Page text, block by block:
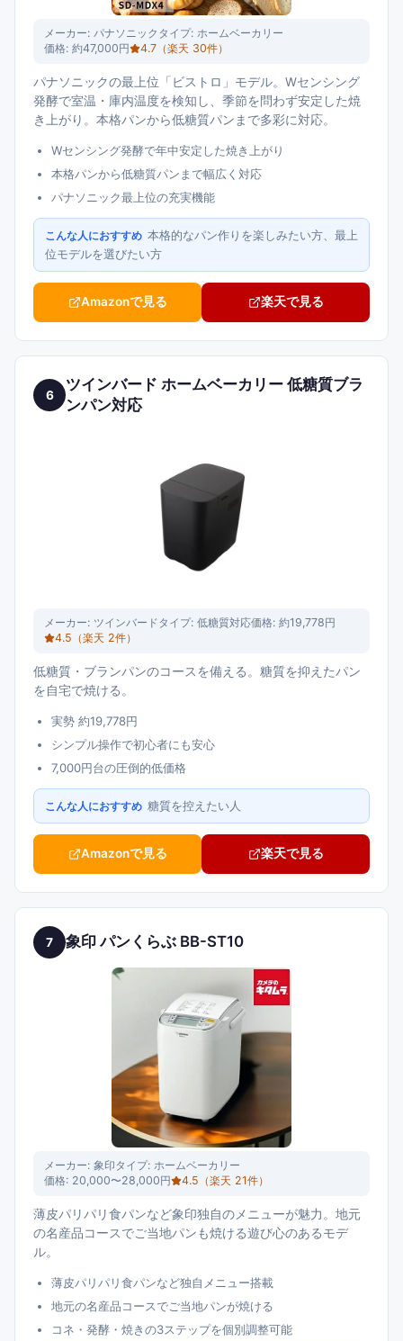
メーカー: パナソニック タイプ: ホームベーカリー
価格: 約47,000円 4.7 （楽天 30件）
パナソニックの最上位「ビストロ」モデル。Wセンシング
発酵で室温・庫内温度を検知し、季節を問わず安定した焼
き上がり。本格パンから低糖質パンまで多彩に対応。
Wセンシング発酵で年中安定した焼き上がり
本格パンから低糖質パンまで幅広く対応
パナソニック最上位の充実機能
こんな人におすすめ 本格的なパン作りを楽しみたい方、最上
位モデルを選びたい方
Amazonで見る 楽天で見る
6
ツインバード ホームベーカリー 低糖質ブラ
ンパン対応
メーカー: ツインバードタイプ: 低糖質対応価格: 約19,778円
4.5 （楽天 2件）
低糖質・ブランパンのコースを備える。糖質を抑えたパン
を自宅で焼ける。
実勢 約19,778円
シンプル操作で初心者にも安心
7,000円台の圧倒的低価格
こんな人におすすめ 糖質を控えたい人
Amazonで見る 楽天で見る
7 象印 パンくらぶ BB-ST10
メーカー: 象印タイプ: ホームベーカリー
価格: 20,000〜28,000円 4.5 （楽天 21件）
薄皮パリパリ食パンなど象印独自のメニューが魅力。地元
の名産品コースでご当地パンも焼ける遊び心のあるモデ
ル。
薄皮パリパリ食パンなど独自メニュー搭載
地元の名産品コースでご当地パンが焼ける
コネ・発酵・焼きの3ステップを個別調整可能